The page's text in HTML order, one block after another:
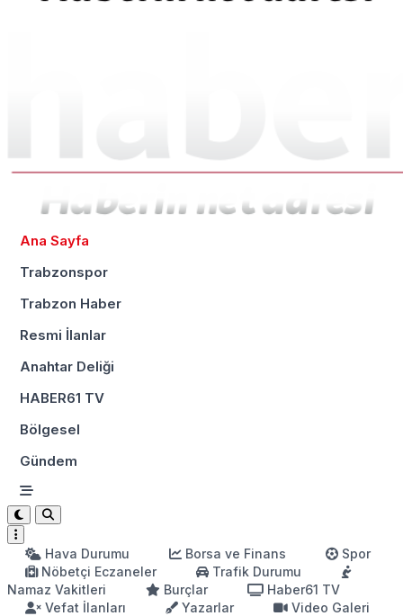
Ana Sayfa
Trabzonspor
Trabzon Haber
Resmi İlanlar
Anahtar Deliği
HABER61 TV
Bölgesel
Gündem
Hava Durumu Borsa ve Finans
Spor
Nöbetçi Eczaneler
Trafik Durumu
Namaz Vakitleri
Burçlar
Haber61 TV
Vefat İlanları
Yazarlar
Video Galeri